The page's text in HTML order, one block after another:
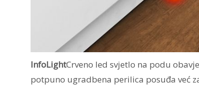
InfoLightCrveno led svjetlo na podu
potpuno ugradbena perilica posuđa već